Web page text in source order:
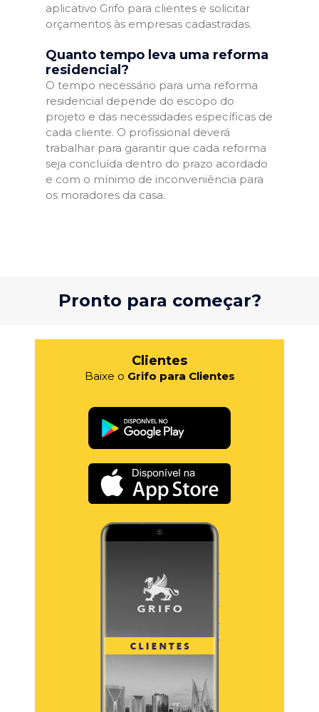
aplicativo Grifo para clientes e solicitar
orçamentos às empresas cadastradas.
Quanto tempo leva uma reforma
residencial?
O tempo necessário para uma reforma
residencial depende do escopo do
projeto e das necessidades específicas de
cada cliente. O profissional deverá
trabalhar para garantir que cada reforma
seja concluída dentro do prazo acordado
e com o mínimo de inconveniência para
os moradores da casa.
Pronto para começar?
Clientes
Baixe o Grifo para Clientes